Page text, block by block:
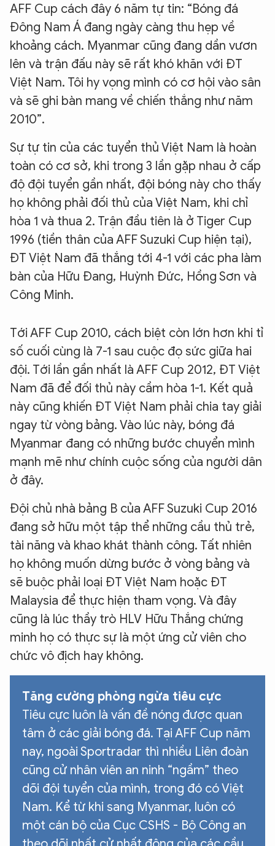
AFF Cup cách đây 6 năm tự tin: “Bóng đá
Đông Nam Á đang ngày càng thu hẹp về
khoảng cách. Myanmar cũng đang dần vươn
lên và trận đấu này sẽ rất khó khăn với ĐT
Việt Nam. Tôi hy vọng mình có cơ hội vào sân
và sẽ ghi bàn mang về chiến thắng như năm
2010”.
Sự tự tin của các tuyển thủ Việt Nam là hoàn
toàn có cơ sở, khi trong 3 lần gặp nhau ở cấp
độ đội tuyển gần nhất, đội bóng này cho thấy
họ không phải đối thủ của Việt Nam, khi chỉ
hòa 1 và thua 2. Trận đầu tiên là ở Tiger Cup
1996 (tiền thân của AFF Suzuki Cup hiện tại),
ĐT Việt Nam đã thắng tới 4-1 với các pha làm
bàn của Hữu Đang, Huỳnh Đức, Hồng Sơn và
Công Minh.
Tới AFF Cup 2010, cách biệt còn lớn hơn khi tỉ
số cuối cùng là 7-1 sau cuộc đọ sức giữa hai
đội. Tới lần gần nhất là AFF Cup 2012, ĐT Việt
Nam đã để đối thủ này cầm hòa 1-1. Kết quả
này cũng khiến ĐT Việt Nam phải chia tay giải
ngay từ vòng bảng. Vào lúc này, bóng đá
Myanmar đang có những bước chuyển mình
mạnh mẽ như chính cuộc sống của người dân
ở đây.
Đội chủ nhà bảng B của AFF Suzuki Cup 2016
đang sở hữu một tập thể những cầu thủ trẻ,
tài năng và khao khát thành công. Tất nhiên
họ không muốn dừng bước ở vòng bảng và
sẽ buộc phải loại ĐT Việt Nam hoặc ĐT
Malaysia để thực hiện tham vọng. Và đây
cũng là lúc thầy trò HLV Hữu Thắng chứng
minh họ có thực sự là một ứng cử viên cho
chức vô địch hay không.
Tăng cường phòng ngừa tiêu cực
Tiêu cực luôn là vấn đề nóng được quan
tâm ở các giải bóng đá. Tại AFF Cup năm
nay, ngoài Sportradar thì nhiều Liên đoàn
cũng cử nhân viên an ninh “ngầm” theo
dõi đội tuyển của mình, trong đó có Việt
Nam. Kể từ khi sang Myanmar, luôn có
một cán bộ của Cục CSHS - Bộ Công an